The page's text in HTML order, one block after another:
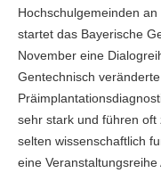
Hochschulgemeinden
startet das Bayerische
November eine
Gentechnisch
sehr stark und führen
selten wissenschaftlich
eine